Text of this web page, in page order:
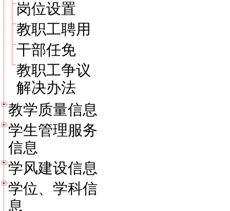
岗位设置
教职工聘用
干部任免
教职工争议
解决办法
教学质量信息
学生管理服务
信息
学风建设信息
学位、学科信
息